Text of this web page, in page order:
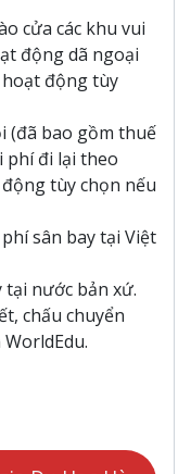
cửa các khu vui
động dã ngoại
động tùy
(đã bao gồm thuế
phí đi lại theo
tùy chọn nếu
sân bay tại Việt
tại nước bản xứ.
chấu chuyển